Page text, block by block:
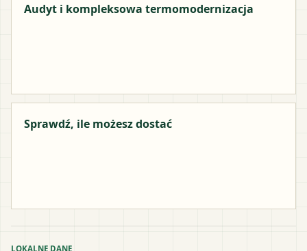
Audyt i kompleksowa termomodernizacja
Sprawdź, ile możesz dostać
LOKALNE DANE